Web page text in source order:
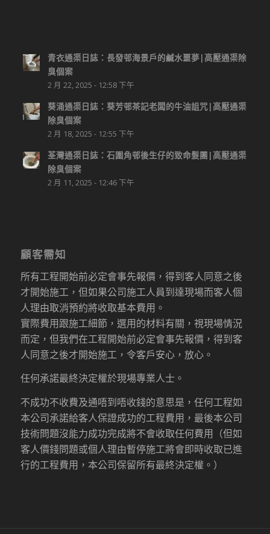
青衣通渠日誌：長發邨海景戶的鹹水噩夢|高壓通渠除
臭個案
2 月 22, 2025 - 12:58 下午
葵涌通渠日誌：葵芳邨茶記老闆的牛油詛咒|高壓通渠
除臭個案
2 月 18, 2025 - 12:55 下午
荃灣通渠日誌：石圍角邨後生仔的致命髮團|高壓通渠
除臭個案
2 月 11, 2025 - 12:46 下午
顧客需知
所有工程開始前必定會事先報價，得到客人同意之後
才開始施工，但如果公司施工人員到達現場而客人個
人理由取消預約將收取基本費用。
實際費用跟施工細節，選用的材料有關，視現場情況
而定，但我們在工程開始前必定會事先報價，得到客
人同意之後才開始施工，令客戶安心，放心。
任何承諾最終決定權於現場專業人士。
不成功不收費及通唔到唔收錢的意思是，任何工程如
本公司承諾給客人保證成功的工程費用，最後本公司
技術問題沒能力成功完成將不會收取任何費用（但如
客人價錢問題或個人理由暫停施工將會即時收取已進
行的工程費用，本公司保留所有最終決定權。）